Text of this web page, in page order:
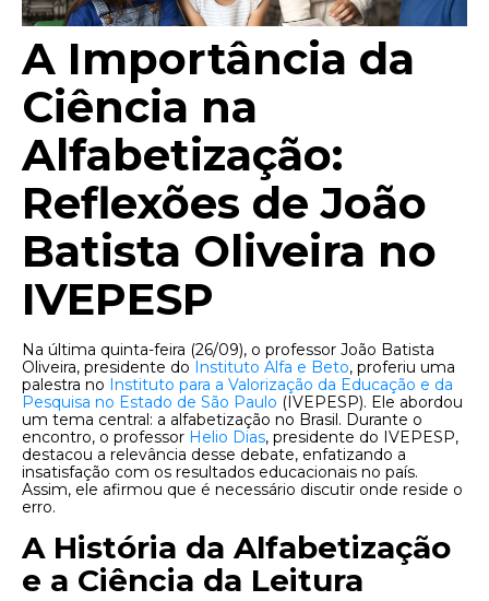
A Importância da
Ciência na
Alfabetização:
Reflexões de João
Batista Oliveira no
IVEPESP
Na última quinta-feira (26/09), o professor João Batista
Oliveira, presidente do Instituto Alfa e Beto, proferiu uma
palestra no Instituto para a Valorização da Educação e da
Pesquisa no Estado de São Paulo (IVEPESP). Ele abordou
um tema central: a alfabetização no Brasil. Durante o
encontro, o professor Helio Dias, presidente do IVEPESP,
destacou a relevância desse debate, enfatizando a
insatisfação com os resultados educacionais no país.
Assim, ele afirmou que é necessário discutir onde reside o
erro.
A História da Alfabetização
e a Ciência da Leitura